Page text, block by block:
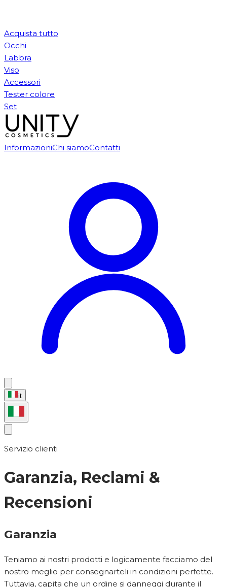
Acquista tutto
Occhi
Labbra
Viso
Accessori
Tester colore
Set
InformazioniChi siamoContatti
it
Servizio clienti
Garanzia, Reclami &
Recensioni
Garanzia
Teniamo ai nostri prodotti e logicamente facciamo del
nostro meglio per consegnarteli in condizioni perfette.
Tuttavia, capita che un ordine si danneggi durante il